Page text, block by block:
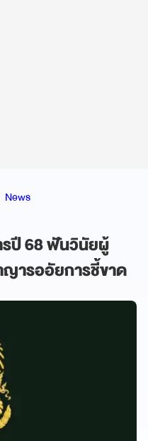
News
ปี 68 ฟันวินัยผู้
ารออัยการชี้ขาด